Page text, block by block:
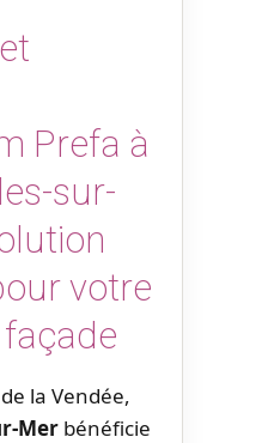
Prefa à
sur-
votre
la Vendée,
Mer bénéficie